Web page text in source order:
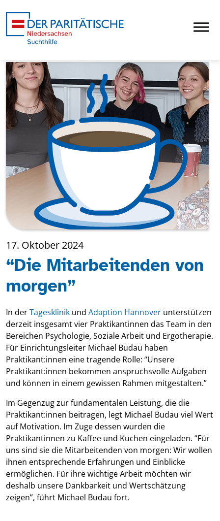
17. Oktober 2024
“Die Mitarbeitenden von
morgen”
In derTagesklinik und Adaption Hannover unterstützen
derzeit insgesamt vier Praktikantinnen das Team in den
Bereichen Psychologie, Soziale Arbeit und Ergotherapie.
Für Einrichtungsleiter Michael Budau haben
Praktikant:innen eine tragende Rolle: “Unsere
Praktikant:innen bekommen anspruchsvolle Aufgaben
und können in einem gewissen Rahmen mitgestalten.”
Im Gegenzug zur fundamentalen Leistung, die die
Praktikant:innen beitragen, legt Michael Budau viel Wert
auf Motivation. Im Zuge dessen wurden die
Praktikantinnen zu Kaffee und Kuchen eingeladen. “Für
uns sind sie die Mitarbeitenden von morgen: Wir wollen
ihnen entsprechende Erfahrungen und Einblicke
ermöglichen. Für ihre wichtige Arbeit möchten wir
deshalb unsere Dankbarkeit und Wertschätzung
zeigen”, führt Michael Budau fort.